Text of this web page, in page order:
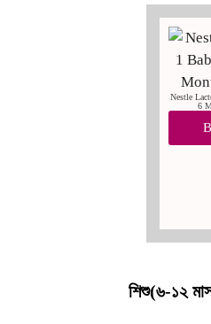
Nestle
6
শিশু(৬-১২